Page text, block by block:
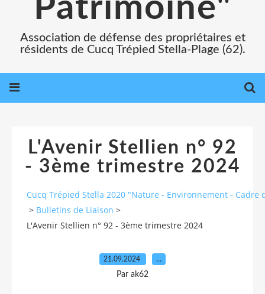
Patrimoine"
Association de défense des propriétaires et
résidents de Cucq Trépied Stella-Plage (62).
L'Avenir Stellien n° 92
- 3ème trimestre 2024
Cucq Trépied Stella 2020 "Nature - Environnement - Cadre
> Bulletins de Liaison >
L'Avenir Stellien n° 92 - 3ème trimestre 2024
21.09.2024 …
Par ak62